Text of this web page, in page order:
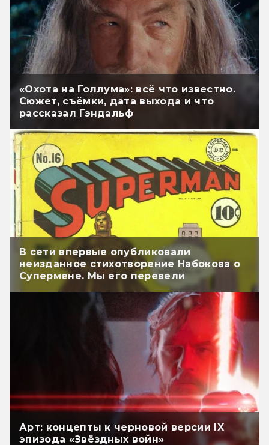
«Охота на Голлума»: всё что известно.
Сюжет, съёмки, дата выхода и что
рассказал Гэндальф
В сети впервые опубликовали
неизданное стихотворение Набокова о
Супермене. Мы его перевели
Арт: концепты к черновой версии IX
эпизода «Звёздных войн»